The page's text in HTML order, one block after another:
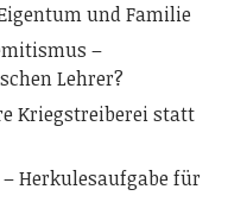
und Familie
–
Lehrer?
Kriegstreiberei statt
Herkulesaufgabe für